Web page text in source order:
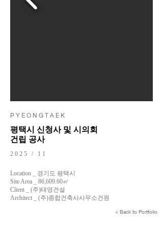
P Y E O N G T A E K
평택시 신청사 및 시의회
건립 공사
2025 / 11
Location _ 경기도 평택시
Site Area _ 86,609.60㎡
Client _ (주)태영건설
Architect _ (주)종합건축사사무소건원
< Back to Portfolio